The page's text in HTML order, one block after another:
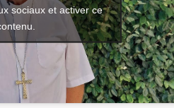
sociaux et activer ce